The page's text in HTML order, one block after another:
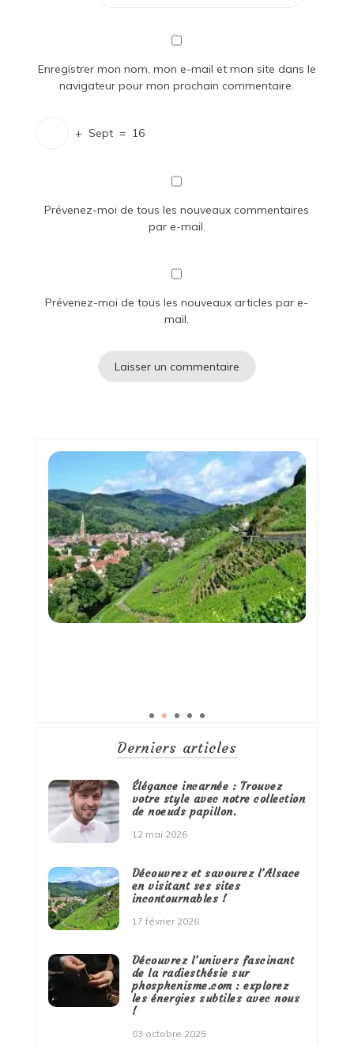
Enregistrer mon nom, mon e-mail et mon site dans le
navigateur pour mon prochain commentaire.
+ Sept = 16
Prévenez-moi de tous les nouveaux commentaires
par e-mail.
Prévenez-moi de tous les nouveaux articles par e-
mail.
Derniers articles
Élégance incarnée : Trouvez
votre style avec notre collection
de noeuds papillon.
12 mai 2026
Découvrez et savourez l’Alsace
en visitant ses sites
incontournables !
17 février 2026
Découvrez l’univers fascinant
de la radiesthésie sur
phosphenisme.com : explorez
les énergies subtiles avec nous
!
03 octobre 2025